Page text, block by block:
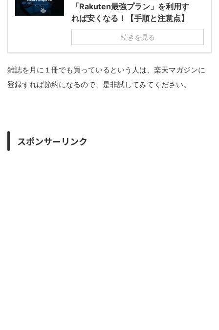
「Rakuten最強プラン」を利用す
れば安くなる！【手順と注意点】
続きを見る
雑誌を月に１冊でも買っているという人は、楽天マガジンに
登録すれば節約になるので、是非試してみてください。
スポンサーリンク